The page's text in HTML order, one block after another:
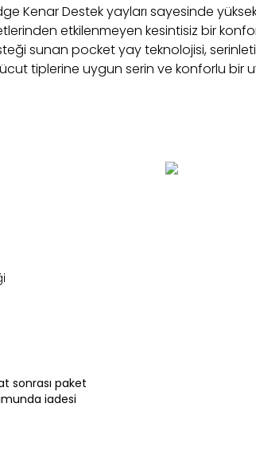
Kenar Destek yayları sayesinde
etkilenmeyen kesintisiz bir
sunan pocket yay teknolojisi,
tiplerine uygun serin ve konforlu bir
sonrası paket
iadesi